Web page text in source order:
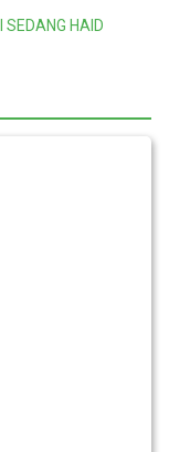
SEDANG HAID